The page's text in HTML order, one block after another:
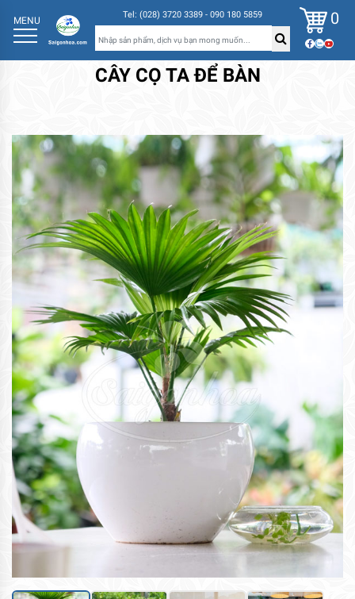
MENU Tel: (028) 3720 3389 - 090 180 5859 0
CÂY CỌ TA ĐỂ BÀN